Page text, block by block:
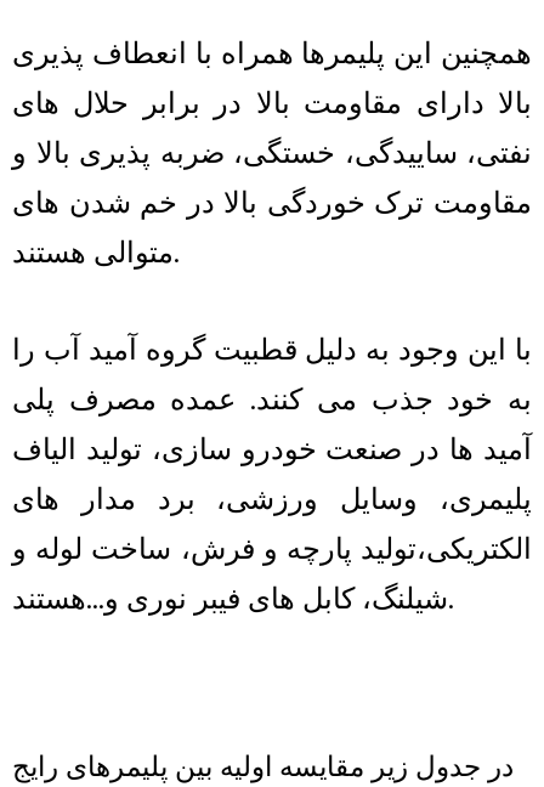
همچنین این پلیمرها همراه با انعطاف پذیری
بالا دارای مقاومت بالا در برابر حلال های
نفتی، ساییدگی، خستگی، ضربه پذیری بالا و
مقاومت ترک خوردگی بالا در خم شدن های
متوالی هستند.
با این وجود به دلیل قطبیت گروه آمید آب را
به خود جذب می کنند. عمده مصرف پلی
آمید ها در صنعت خودرو سازی، تولید الیاف
پلیمری، وسایل ورزشی، برد مدار های
الکتریکی،تولید پارچه و فرش، ساخت لوله و
شیلنگ، کابل های فیبر نوری و…هستند.
در جدول زیر مقایسه اولیه بین پلیمرهای رایج